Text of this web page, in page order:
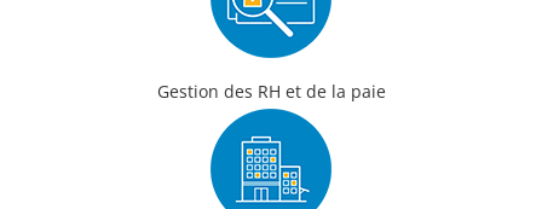
Gestion des RH et de la paie